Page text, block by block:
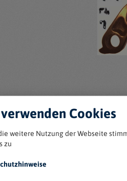
Cookies
weitere Nutzung der Webseite
zu